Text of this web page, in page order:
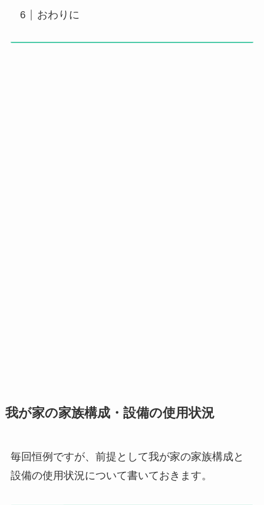
おわりに
我が家の家族構成・設備の使用状況
毎回恒例ですが、前提として我が家の家族構成と
設備の使用状況について書いておきます。